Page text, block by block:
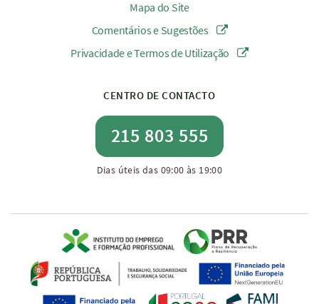
Mapa do Site
Comentários e Sugestões
Privacidade e Termos de Utilização
CENTRO DE CONTACTO
215 803 555
Dias úteis das 09:00 às 19:00